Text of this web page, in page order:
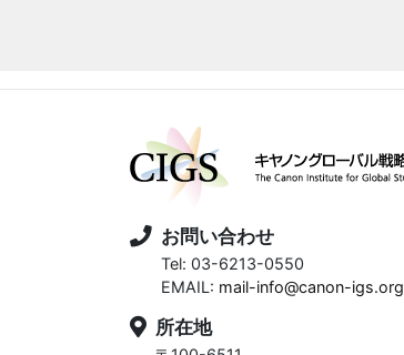
お問い合わせ
Tel: 03-6213-0550
EMAIL: mail-info@canon-igs.org
所在地